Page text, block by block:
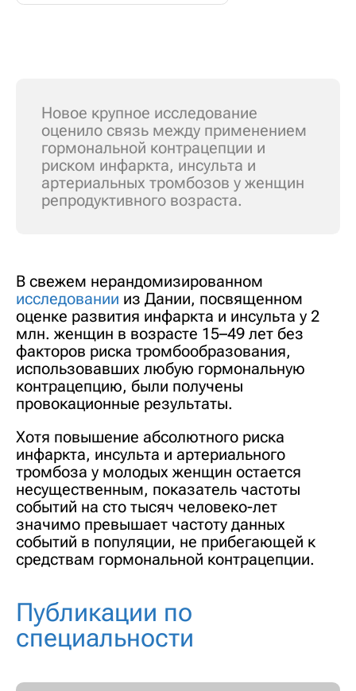
Новое крупное исследование
оценило связь между применением
гормональной контрацепции и
риском инфаркта, инсульта и
артериальных тромбозов у женщин
репродуктивного возраста.
В свежем нерандомизированном
исследовании из Дании, посвященном
оценке развития инфаркта и инсульта у 2
млн. женщин в возрасте 15–49 лет без
факторов риска тромбообразования,
использовавших любую гормональную
контрацепцию, были получены
провокационные результаты.
Хотя повышение абсолютного риска
инфаркта, инсульта и артериального
тромбоза у молодых женщин остается
несущественным, показатель частоты
событий на сто тысяч человеко-лет
значимо превышает частоту данных
событий в популяции, не прибегающей к
средствам гормональной контрацепции.
Публикации по
специальности